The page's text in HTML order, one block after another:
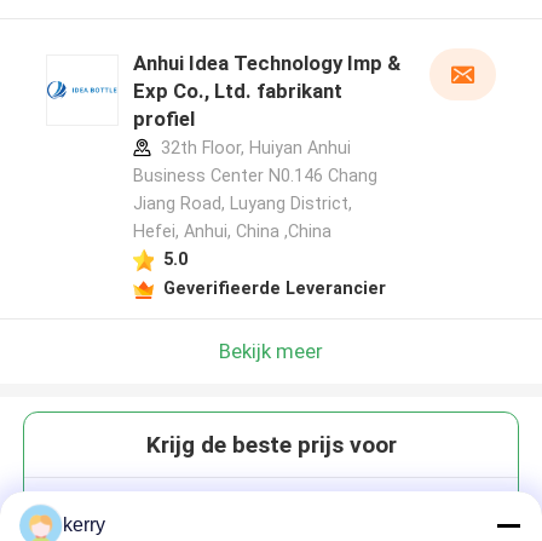
Anhui Idea Technology Imp &
Exp Co., Ltd. fabrikant
profiel
32th Floor, Huiyan Anhui
Business Center N0.146 Chang
Jiang Road, Luyang District,
Hefei, Anhui, China ,China
5.0
Geverifieerde Leverancier
Bekijk meer
Krijg de beste prijs voor
kerry